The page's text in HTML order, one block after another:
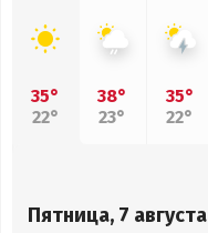
35°
22°
38°
23°
35°
22°
Пятница, 7 августа